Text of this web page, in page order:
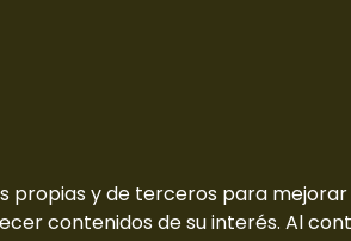
propias y de terceros para
contenidos de su interés. Al